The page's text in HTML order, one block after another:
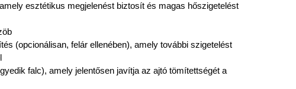
esztétikus megjelenést biztosít és magas hőszigetelést
(opcionálisan, felár ellenében), amely további szigetelést
falc), amely jelentősen javítja az ajtó tömítettségét a